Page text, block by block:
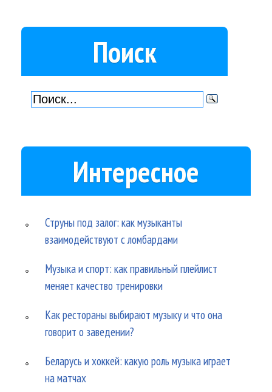
Поиск
Интересное
Струны под залог: как музыканты
взаимодействуют с ломбардами
Музыка и спорт: как правильный плейлист
меняет качество тренировки
Как рестораны выбирают музыку и что она
говорит о заведении?
Беларусь и хоккей: какую роль музыка играет
на матчах